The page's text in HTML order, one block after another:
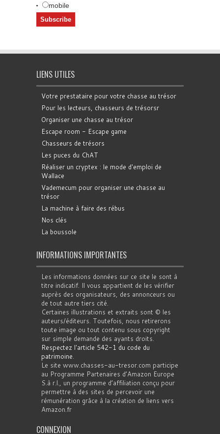
mobile
LIENS UTILES
Votre prestataire pour votre chasse au trésor
Pour les lecteurs, chasseurs de trésorsr
Organiser une chasse au trésor
Escape room - Escape game
Chasseurs de trésors
Les puces du ChAT
Réaliser un cryptex : le mode d'emploi de
Wallace
Vademecum pour organiser une chasse au
trésor
La machine à faire des rébus
Nos clés
La boussole
INFORMATIONS IMPORTANTES
Les informations données sur ce site le sont à
titre indicatif. Il vous appartient de les vérifier
auprès des organisateurs, des annonceurs ou
de tout autre tiers cité.
Certaines illustrations et extraits sont © les
auteurs/éditeurs. Toutefois, nous retirerons
toute image ou tout contenu sous copyright
sur simple demande des ayants droits.
Respectez l'article 542-1 du code du
patrimoine.
Le site www.chasses-au-tresor.com participe
au Programme Partenaires d’Amazon Europe
S.à r.l., un programme d’affiliation conçu pour
permettre à des sites de percevoir une
rémunération grâce à la création de liens vers
Amazon.fr
CONNEXION